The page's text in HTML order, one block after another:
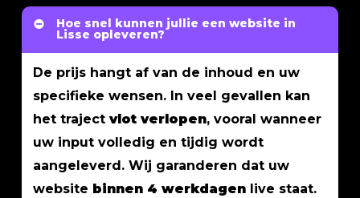
Hoe snel kunnen jullie een website in
Lisse opleveren?
De prijs hangt af van de inhoud en uw
specifieke wensen. In veel gevallen kan
het traject vlot verlopen, vooral wanneer
uw input volledig en tijdig wordt
aangeleverd. Wij garanderen dat uw
website binnen 4 werkdagenlive staat.